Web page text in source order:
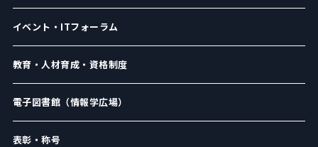
イベント・ITフォーラム
教育・人材育成・資格制度
電子図書館（情報学広場）
表彰・称号